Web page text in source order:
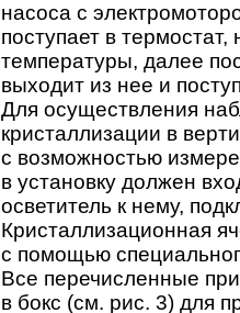
насоса с
поступает в
температуры, далее
выходит из нее и
Для осуществления
кристаллизации в
с возможностью
в установку должен
осветитель к нему,
Кристаллизационная
с помощью
Все перечисленные
в бокс (см. рис. 3) для